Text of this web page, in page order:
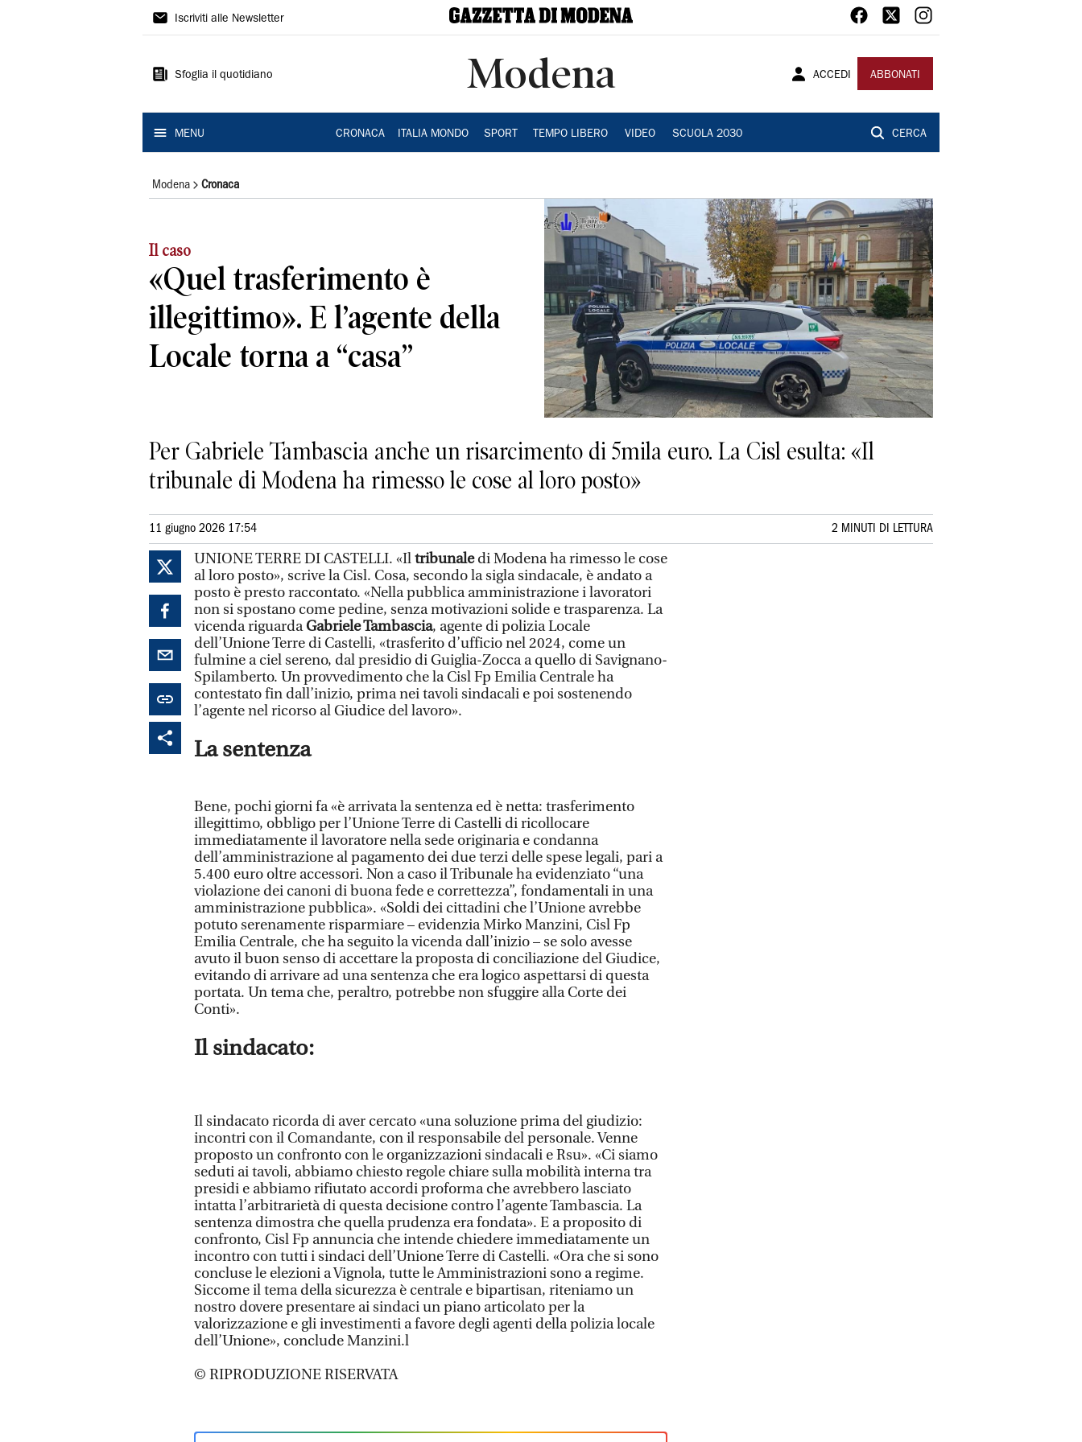
Gazzetta
Modena
Iscriviti alle Newsletter
Sfoglia il quotidiano Modena ACCEDI ABBONATI
MENU CRONACA ITALIA MONDO SPORT TEMPO LIBERO VIDEO SCUOLA 2030 CERCA
Modena Cronaca
Il caso
«Quel trasferimento è
illegittimo». E l’agente della
Locale torna a “casa”
Per Gabriele Tambascia anche un risarcimento di 5mila euro. La Cisl esulta: «Il
tribunale di Modena ha rimesso le cose al loro posto»
11 giugno 2026 17:54 2 MINUTI DI LETTURA
UNIONE TERRE DI CASTELLI. «Iltribunaledi Modena ha rimesso le cose
al loro posto», scrive la Cisl. Cosa, secondo la sigla sindacale, è andato a
posto è presto raccontato. «Nella pubblica amministrazione i lavoratori
non si spostano come pedine, senza motivazioni solide e trasparenza. La
vicenda riguardaGabriele Tambascia, agente di polizia Locale
dell’Unione Terre di Castelli, «trasferito d’ufficio nel 2024, come un
fulmine a ciel sereno, dal presidio di Guiglia-Zocca a quello di Savignano-
Spilamberto. Un provvedimento che la Cisl Fp Emilia Centrale ha
contestato fin dall’inizio, prima nei tavoli sindacali e poi sostenendo
l’agente nel ricorso al Giudice del lavoro».
La sentenza
Bene, pochi giorni fa «è arrivata la sentenza ed è netta: trasferimento
illegittimo, obbligo per l’Unione Terre di Castelli di ricollocare
immediatamente il lavoratore nella sede originaria e condanna
dell’amministrazione al pagamento dei due terzi delle spese legali, pari a
5.400 euro oltre accessori. Non a caso il Tribunale ha evidenziato “una
violazione dei canoni di buona fede e correttezza”, fondamentali in una
amministrazione pubblica». «Soldi dei cittadini che l’Unione avrebbe
potuto serenamente risparmiare – evidenzia Mirko Manzini, Cisl Fp
Emilia Centrale, che ha seguito la vicenda dall’inizio – se solo avesse
avuto il buon senso di accettare la proposta di conciliazione del Giudice,
evitando di arrivare ad una sentenza che era logico aspettarsi di questa
portata. Un tema che, peraltro, potrebbe non sfuggire alla Corte dei
Conti».
Il sindacato:
Il sindacato ricorda di aver cercato «una soluzione prima del giudizio:
incontri con il Comandante, con il responsabile del personale. Venne
proposto un confronto con le organizzazioni sindacali e Rsu». «Ci siamo
seduti ai tavoli, abbiamo chiesto regole chiare sulla mobilità interna tra
presidi e abbiamo rifiutato accordi proforma che avrebbero lasciato
intatta l’arbitrarietà di questa decisione contro l’agente Tambascia. La
sentenza dimostra che quella prudenza era fondata». E a proposito di
confronto, Cisl Fp annuncia che intende chiedere immediatamente un
incontro con tutti i sindaci dell’Unione Terre di Castelli. «Ora che si sono
concluse le elezioni a Vignola, tutte le Amministrazioni sono a regime.
Siccome il tema della sicurezza è centrale e bipartisan, riteniamo un
nostro dovere presentare ai sindaci un piano articolato per la
valorizzazione e gli investimenti a favore degli agenti della polizia locale
dell’Unione», conclude Manzini.l
© RIPRODUZIONE RISERVATA